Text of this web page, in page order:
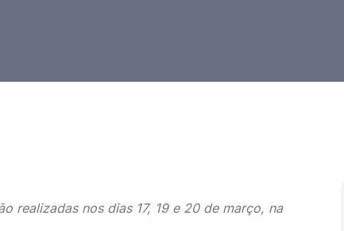
realizadas nos dias 17, 19 e 20 de março, na